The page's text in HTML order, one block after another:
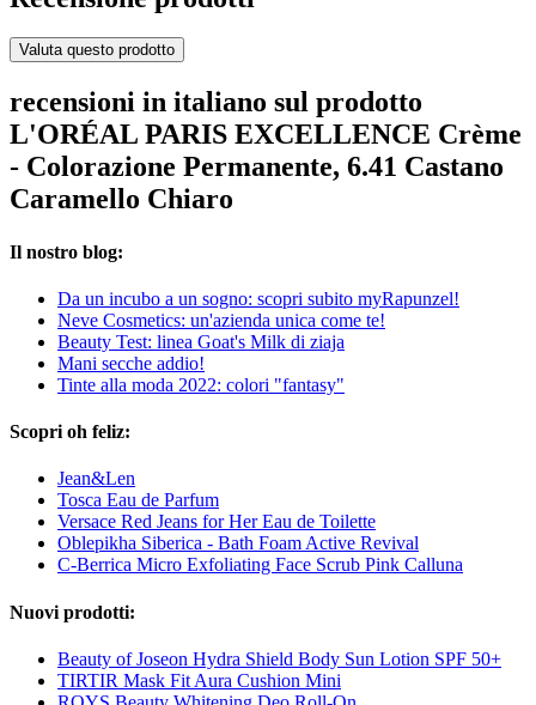
Valuta questo prodotto
recensioni in italiano sul prodotto
L'ORÉAL PARIS EXCELLENCE Crème
- Colorazione Permanente, 6.41 Castano
Caramello Chiaro
Il nostro blog:
Da un incubo a un sogno: scopri subito myRapunzel!
Neve Cosmetics: un'azienda unica come te!
Beauty Test: linea Goat's Milk di ziaja
Mani secche addio!
Tinte alla moda 2022: colori "fantasy"
Scopri oh feliz:
Jean&Len
Tosca Eau de Parfum
Versace Red Jeans for Her Eau de Toilette
Oblepikha Siberica - Bath Foam Active Revival
C-Berrica Micro Exfoliating Face Scrub Pink Calluna
Nuovi prodotti:
Beauty of Joseon Hydra Shield Body Sun Lotion SPF 50+
TIRTIR Mask Fit Aura Cushion Mini